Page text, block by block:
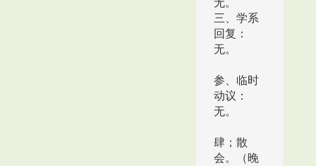
无。
三、学系
回复：
无。
参、临时
动议：
无。
肆；散
会。（晚